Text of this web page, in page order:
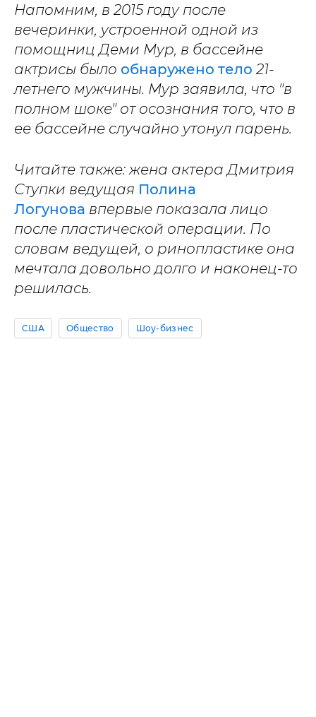
Напомним, в 2015 году после
вечеринки, устроенной одной из
помощниц Деми Мур, в бассейне
актрисы было обнаружено тело21-
летнего мужчины. Мур заявила, что "в
полном шоке" от осознания того, что в
ее бассейне случайно утонул парень.
Читайте также: жена актера Дмитрия
Ступки ведущая Полина
Логунова впервые показала лицо
после пластической операции. По
словам ведущей, о ринопластике она
мечтала довольно долго и наконец-то
решилась.
США Общество Шоу-бизнес